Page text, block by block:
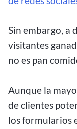
Sin embargo, a
visitantes
no es pan
Aunque la
de clientes
los formularios